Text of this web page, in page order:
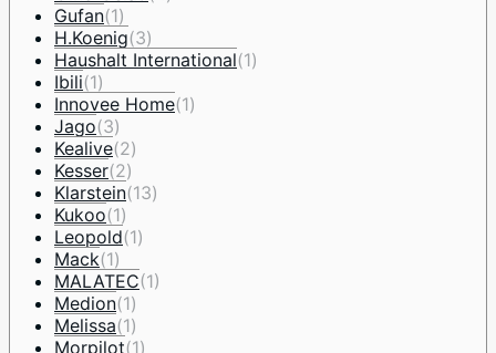
Gufan(1)
H.Koenig(3)
Haushalt International(1)
Ibili(1)
Innovee Home(1)
Jago(3)
Kealive(2)
Kesser(2)
Klarstein(13)
Kukoo(1)
Leopold(1)
Mack(1)
MALATEC(1)
Medion(1)
Melissa(1)
Morpilot(1)